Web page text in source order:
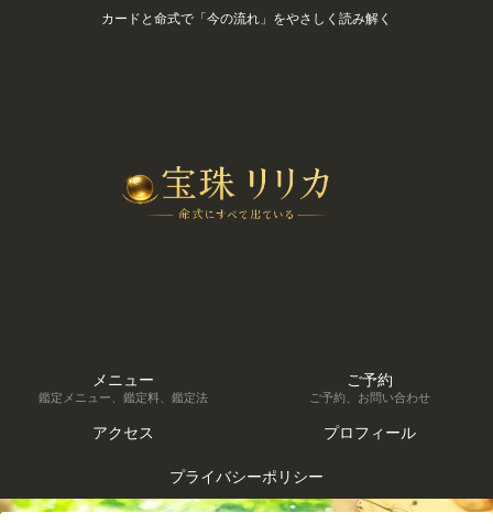
カードと命式で「今の流れ」をやさしく読み解く
メニュー
鑑定メニュー、鑑定料、鑑定法
ご予約
ご予約、お問い合わせ
アクセス プロフィール
プライバシーポリシー